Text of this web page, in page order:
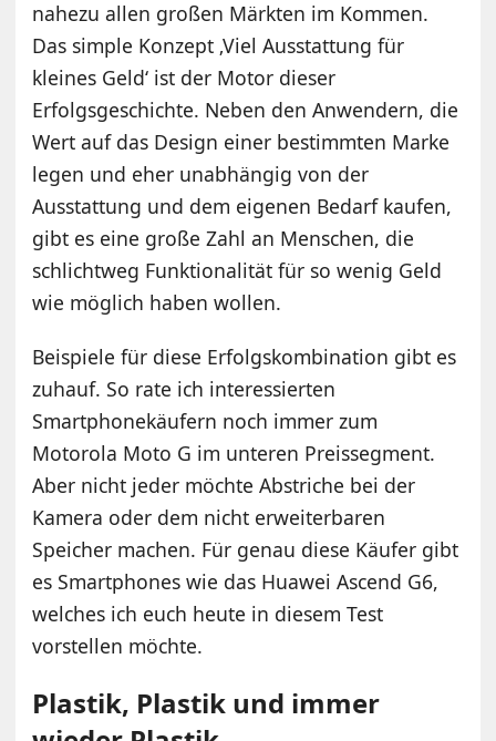
nahezu allen großen Märkten im Kommen.
Das simple Konzept ‚Viel Ausstattung für
kleines Geld‘ ist der Motor dieser
Erfolgsgeschichte. Neben den Anwendern, die
Wert auf das Design einer bestimmten Marke
legen und eher unabhängig von der
Ausstattung und dem eigenen Bedarf kaufen,
gibt es eine große Zahl an Menschen, die
schlichtweg Funktionalität für so wenig Geld
wie möglich haben wollen.
Beispiele für diese Erfolgskombination gibt es
zuhauf. So rate ich interessierten
Smartphonekäufern noch immer zum
Motorola Moto G im unteren Preissegment.
Aber nicht jeder möchte Abstriche bei der
Kamera oder dem nicht erweiterbaren
Speicher machen. Für genau diese Käufer gibt
es Smartphones wie das Huawei Ascend G6,
welches ich euch heute in diesem Test
vorstellen möchte.
Plastik, Plastik und immer